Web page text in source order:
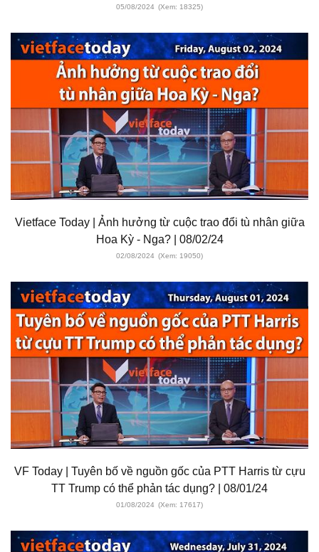
05/08/2024 (Xem: 18325)
Vietface Today | Ảnh hưởng từ cuộc trao đổi tù nhân giữa
Hoa Kỳ - Nga? | 08/02/24
02/08/2024 (Xem: 19050)
VF Today | Tuyên bố về nguồn gốc của PTT Harris từ cựu
TT Trump có thể phản tác dụng? | 08/01/24
01/08/2024 (Xem: 17617)